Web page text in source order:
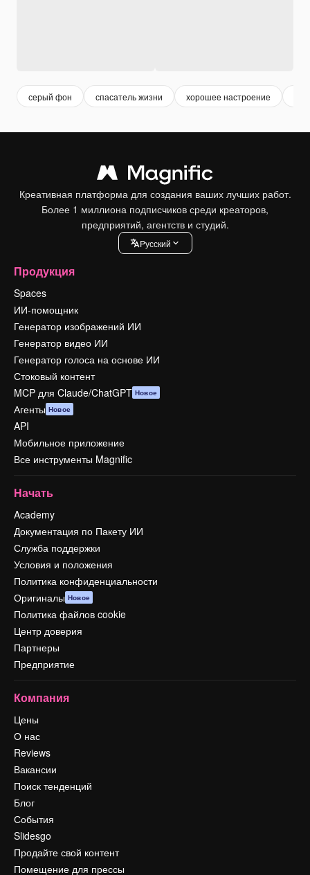
серый фон спасатель жизни хорошее настроение
Креативная платформа для создания ваших лучших работ.
Более 1 миллиона подписчиков среди креаторов,
предприятий, агентств и студий.
Pусский
Продукция
Spaces
ИИ-помощник
Генератор изображений ИИ
Генератор видео ИИ
Генератор голоса на основе ИИ
Стоковый контент
MCP для Claude/ChatGPT Новое
Агенты Новое
API
Мобильное приложение
Все инструменты Magnific
Начать
Academy
Документация по Пакету ИИ
Служба поддержки
Условия и положения
Политика конфиденциальности
Оригиналы Новое
Политика файлов cookie
Центр доверия
Партнеры
Предприятие
Компания
Цены
О нас
Reviews
Вакансии
Поиск тенденций
Блог
События
Slidesgo
Продайте свой контент
Помещение для прессы